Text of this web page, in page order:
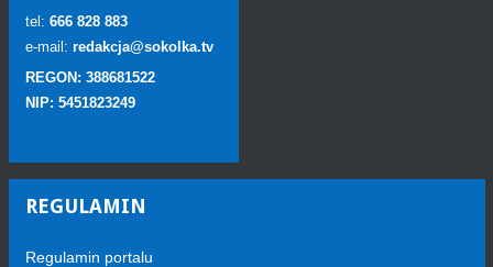
tel: 666 828 883
e-mail: redakcja@sokolka.tv
REGON: 388681522
NIP: 5451823249
REGULAMIN
Regulamin portalu